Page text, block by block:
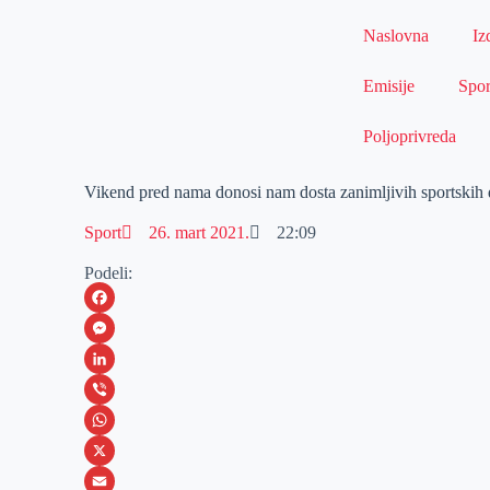
Naslovna
Emisije
Poljoprivreda
Vikend pred nama donosi nam dosta zanimljivih sportskih
Sport 26. mart 2021. 22:09
Podeli:
F
a
c
e
b
o
M
e
s
s
e
L
i
n
k
V
i
b
W
h
X